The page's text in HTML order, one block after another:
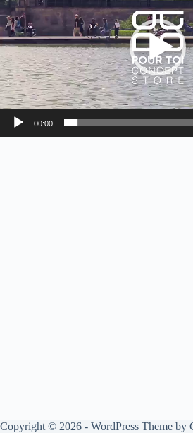
00:00
Copyright © 2026 - WordPress Theme by